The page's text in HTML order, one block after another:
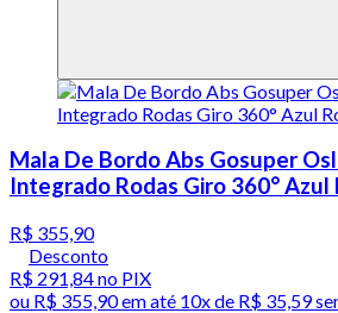
Mala De Bordo Abs Gosuper
Integrado Rodas Giro 360° Azul
R$ 355,90
Desconto
R$ 291,84no PIX
ou R$ 355,90em até 10x de R$ 35,59